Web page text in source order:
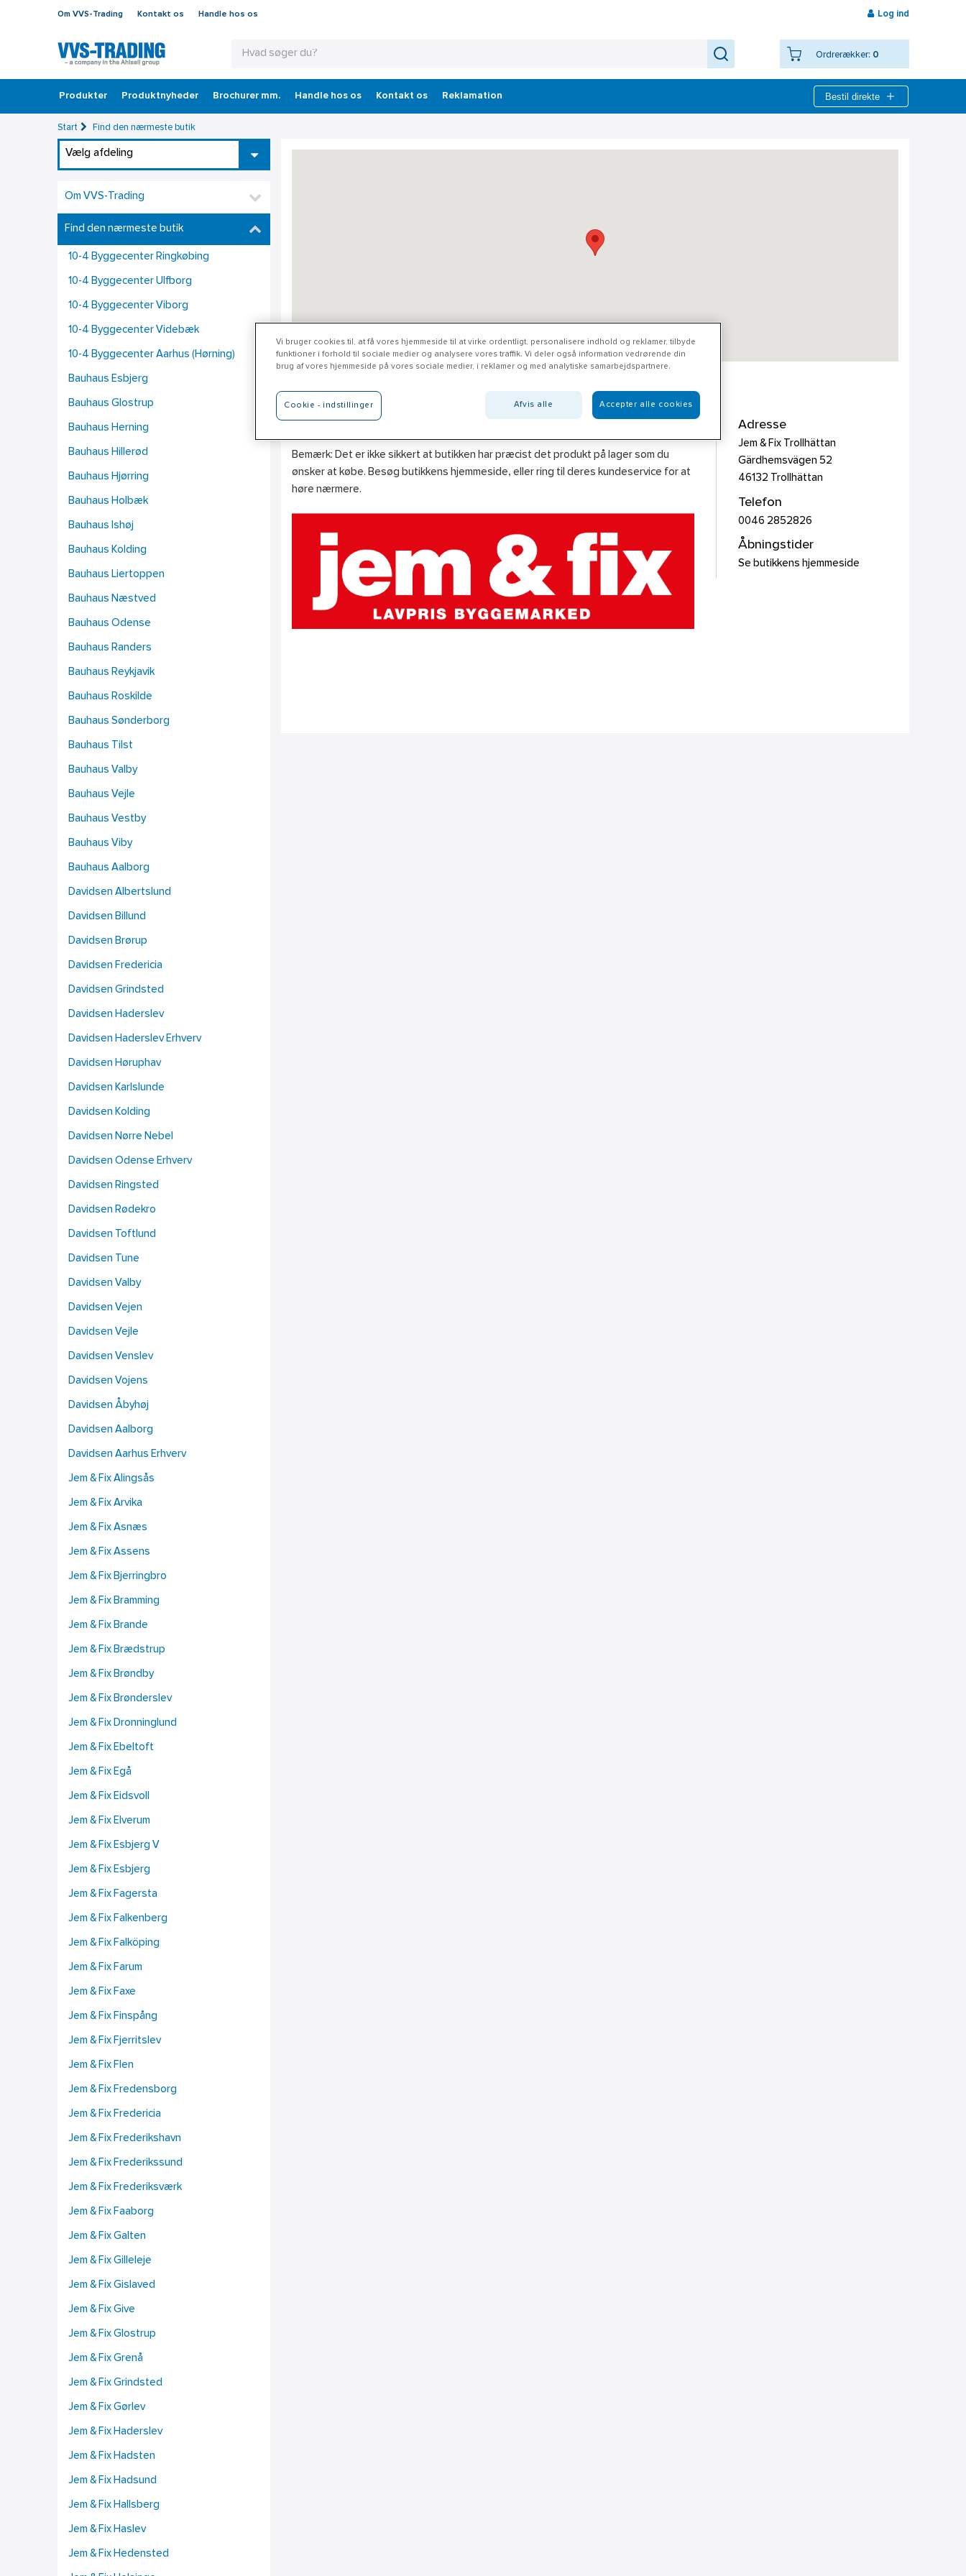
Om VVS-Trading Kontakt os Handle hos os Log ind
Ordrerækker: 0
Produkter Produktnyheder Brochurer mm. Handle hos os Kontakt os Reklamation Bestil direkte
Start Find den nærmeste butik
Vælg afdeling
Om VVS-Trading
Find den nærmeste butik
10-4 Byggecenter Ringkøbing
10-4 Byggecenter Ulfborg
10-4 Byggecenter Viborg
10-4 Byggecenter Videbæk
10-4 Byggecenter Aarhus (Hørning)
Bauhaus Esbjerg
Bauhaus Glostrup
Bauhaus Herning
Bauhaus Hillerød
Bauhaus Hjørring
Bauhaus Holbæk
Bauhaus Ishøj
Bauhaus Kolding
Bauhaus Liertoppen
Bauhaus Næstved
Bauhaus Odense
Bauhaus Randers
Bauhaus Reykjavik
Bauhaus Roskilde
Bauhaus Sønderborg
Bauhaus Tilst
Bauhaus Valby
Bauhaus Vejle
Bauhaus Vestby
Bauhaus Viby
Bauhaus Aalborg
Davidsen Albertslund
Davidsen Billund
Davidsen Brørup
Davidsen Fredericia
Davidsen Grindsted
Davidsen Haderslev
Davidsen Haderslev Erhverv
Davidsen Høruphav
Davidsen Karlslunde
Davidsen Kolding
Davidsen Nørre Nebel
Davidsen Odense Erhverv
Davidsen Ringsted
Davidsen Rødekro
Davidsen Toftlund
Davidsen Tune
Davidsen Valby
Davidsen Vejen
Davidsen Vejle
Davidsen Venslev
Davidsen Vojens
Davidsen Åbyhøj
Davidsen Aalborg
Davidsen Aarhus Erhverv
Jem & Fix Alingsås
Jem & Fix Arvika
Jem & Fix Asnæs
Jem & Fix Assens
Jem & Fix Bjerringbro
Jem & Fix Bramming
Jem & Fix Brande
Jem & Fix Brædstrup
Jem & Fix Brøndby
Jem & Fix Brønderslev
Jem & Fix Dronninglund
Jem & Fix Ebeltoft
Jem & Fix Egå
Jem & Fix Eidsvoll
Jem & Fix Elverum
Jem & Fix Esbjerg V
Jem & Fix Esbjerg
Jem & Fix Fagersta
Jem & Fix Falkenberg
Jem & Fix Falköping
Jem & Fix Farum
Jem & Fix Faxe
Jem & Fix Finspång
Jem & Fix Fjerritslev
Jem & Fix Flen
Jem & Fix Fredensborg
Jem & Fix Fredericia
Jem & Fix Frederikshavn
Jem & Fix Frederikssund
Jem & Fix Frederiksværk
Jem & Fix Faaborg
Jem & Fix Galten
Jem & Fix Gilleleje
Jem & Fix Gislaved
Jem & Fix Give
Jem & Fix Glostrup
Jem & Fix Grenå
Jem & Fix Grindsted
Jem & Fix Gørlev
Jem & Fix Haderslev
Jem & Fix Hadsten
Jem & Fix Hadsund
Jem & Fix Hallsberg
Jem & Fix Haslev
Jem & Fix Hedensted
Jem & Fix Trollhättan
Adresse
Jem & Fix Trollhättan
Gärdhemsvägen 52
46132
Trollhättan
Telefon
0046 2852826
Åbningstider
Se butikkens hjemmeside
Bemærk: Det er ikke sikkert at butikken har præcist det produkt på lager som du
ønsker at købe. Besøg butikkens hjemmeside, eller ring til deres kundeservice for at
høre nærmere.
Vi bruger cookies til, at få vores hjemmeside til at virke ordentligt, personalisere indhold og reklamer, tilbyde
funktioner i forhold til sociale medier og analysere vores traffik. Vi deler også information vedrørende din
brug af vores hjemmeside på vores sociale medier, i reklamer og med analytiske samarbejdspartnere.
Afvis alle Accepter alle cookies
Cookie - indstillinger